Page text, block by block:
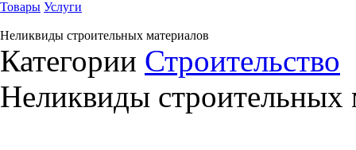
Товары Услуги
Неликвиды строительных материалов
Категории Строительство
Неликвиды строительных